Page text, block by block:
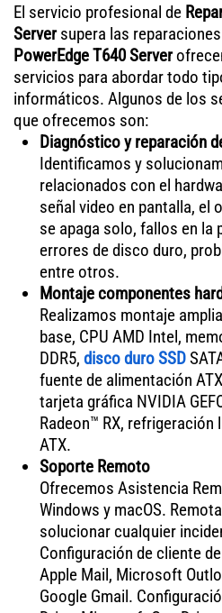
El servicio profesional de
Serversupera las
PowerEdge T640 Server
servicios para abordar todo
informáticos. Algunos de los
que ofrecemos son:
Diagnóstico y reparación
Identificamos y
relacionados con el
señal video en pantalla, el
se apaga solo, fallos en la
errores de disco duro,
entre otros.
Montaje componentes
Realizamos montaje
base, CPU AMD Intel,
DDR5, disco duro SSD
fuente de alimentación
tarjeta gráfica NVIDIA
Radeon™ RX,
ATX.
Soporte Remoto
Ofrecemos Asistencia
Windows y macOS.
solucionar cualquier
Configuración de cliente
Apple Mail, Microsoft
Google Gmail.